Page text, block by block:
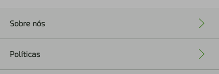
Sobre nós
Políticas